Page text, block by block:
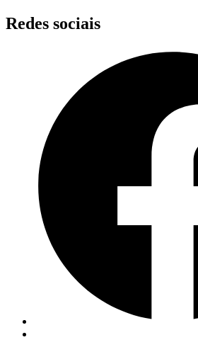
Skip
to
Redes sociais